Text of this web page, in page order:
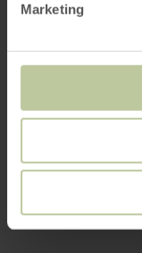
Marketing